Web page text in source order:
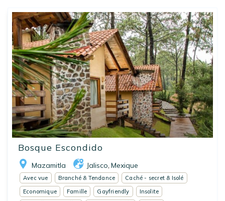
Bosque Escondido
Mazamitla Jalisco, Mexique
Avec vue Branché & Tendance
Caché - secret & Isolé
Economique
Famille Gayfriendly
Insolite